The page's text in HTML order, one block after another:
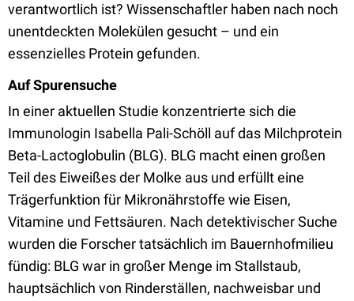
verantwortlich ist? Wissenschaftler haben nach noch
unentdeckten Molekülen gesucht – und ein
essenzielles Protein gefunden.
Auf Spurensuche
In einer aktuellen Studie konzentrierte sich die
Immunologin Isabella Pali-Schöll auf das Milchprotein
Beta-Lactoglobulin (BLG). BLG macht einen großen
Teil des Eiweißes der Molke aus und erfüllt eine
Trägerfunktion für Mikronährstoffe wie Eisen,
Vitamine und Fettsäuren. Nach detektivischer Suche
wurden die Forscher tatsächlich im Bauernhofmilieu
fündig: BLG war in großer Menge im Stallstaub,
hauptsächlich von Rinderställen, nachweisbar und